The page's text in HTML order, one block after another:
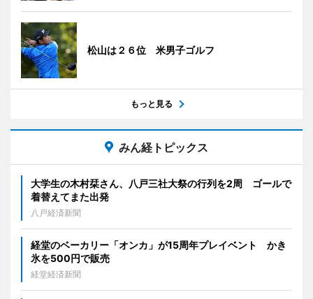
松山は２６位 米男子ゴルフ
もっと見る
みん経トピックス
大学生の木村栞さん、八戸三社大祭の行列を2周 ゴールで
着替えてまた出発
八戸経済新聞
経堂のベーカリー「オンカ」が15周年プレイベント かき
氷を500円で販売
経堂経済新聞